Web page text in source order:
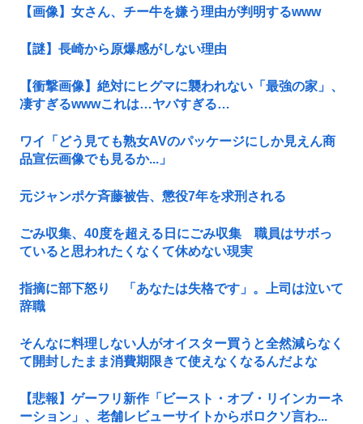
【画像】女さん、チー牛を嫌う理由が判明するwww
【謎】長崎から原爆感がしない理由
【衝撃画像】絶対にヒグマに襲われない「最強の家」、
凄すぎるwwwこれは…ヤバすぎる…
ワイ「どう見ても熟女AVのパッケージにしか見えん商
品宣伝画像でも見るか...」
元ジャンポケ斉藤被告、懲役7年を求刑される
ごみ収集、40度を超える日にごみ収集 職員はサボっ
ていると思われたくなくて休めない現実
指摘に部下怒り 「あなたは失格です」。上司は泣いて
辞職
そんなに料理しない人がオイスター買うと全然減らなく
て開封したまま消費期限きて使えなくなるんだよな
【悲報】ゲーフリ新作「ビースト・オブ・リインカーネ
ーション」、老舗レビューサイトからボロクソ言わ...